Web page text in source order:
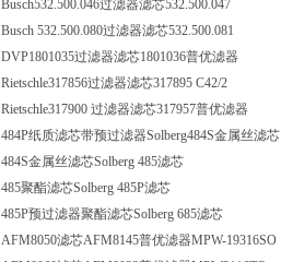
Busch532.500.046过滤器滤芯532.500.047
Busch 532.500.080过滤器滤芯532.500.081
DVP1801035过滤器滤芯1801036普优滤器
Rietschle317856过滤器滤芯317895 C42/2
Rietschle317900 过滤器滤芯317957普优滤器
484P纸质滤芯带预过滤器Solberg484S金属丝滤芯
484S金属丝滤芯Solberg 485滤芯
485聚酯滤芯Solberg 485P滤芯
485P预过滤器聚酯滤芯Solberg 685滤芯
AFM8050滤芯AFM8145普优滤器MPW-19316SO